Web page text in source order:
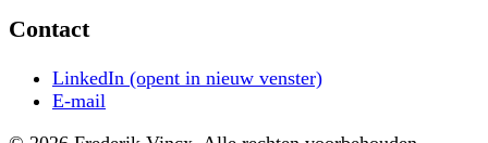
Contact
LinkedIn (opent in nieuw venster)
E-mail